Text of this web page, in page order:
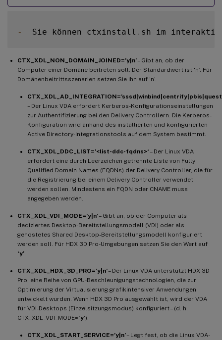
-
  Sie können ctxinstall
. sh im
CTX_XDL_NON_DOMAIN_JOINED=’y|n’– Gibt an, ob der
Computer einer Domäne beitreten soll. Der Standardwert ist ‘n’. Für
Domänenbeitrittsszenarien setzen Sie ihn auf ‘n’.
– Der Linux VDA erfordert Kerberos-Konfigurationseinstellungen
zur Authentifizierung bei den Delivery Controllern. Die Kerberos-
Konfiguration wird anhand des installierten und konfigurierten
Active Directory-Integrationstools auf dem System bestimmt.
CTX_XDL_DDC_LIST=’<list-ddc-fqdns>‘– Der Linux VDA
erfordert eine durch Leerzeichen getrennte Liste von Fully
Qualified Domain Names (FQDNs) der Delivery Controller, die für
die Registrierung bei einem Delivery Controller verwendet
werden sollen. Mindestens ein FQDN oder CNAME muss
angegeben werden.
CTX_XDL_VDI_MODE=’y|n’– Gibt an, ob der Computer als
dediziertes Desktop-Bereitstellungsmodell (VDI) oder als
gehostetes Shared Desktop-Bereitstellungsmodell konfiguriert
werden soll. Für HDX 3D Pro-Umgebungen setzen Sie den Wert auf
‘y’
CTX_XDL_HDX_3D_PRO=’y|n’– Der Linux VDA unterstützt HDX 3D
Pro, eine Reihe von GPU-Beschleunigungstechnologien, die zur
Optimierung der Virtualisierung grafikintensiver Anwendungen
entwickelt wurden. Wenn HDX 3D Pro ausgewählt ist, wird der VDA
für VDI-Desktops (Einzelsitzungsmodus) konfiguriert – (d. h.
CTX_XDL_VDI_MODE=‘y’).
CTX_XDL_START_SERVICE=’y|n’– Legt fest, ob die Linux VDA-